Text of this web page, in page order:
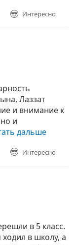
Интересно
Лаззат
и внимание к
и
дальше
Интересно
в 5 класс.
в школу, а